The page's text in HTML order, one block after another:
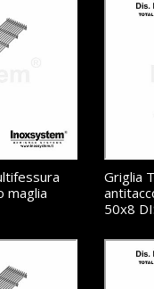
maglia
Griglia
50x8